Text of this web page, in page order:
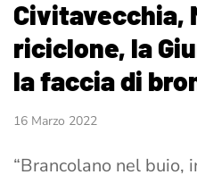
Civitavecchia,
riciclone, la
la faccia di
16 Marzo 2022
“Brancolano nel buio,